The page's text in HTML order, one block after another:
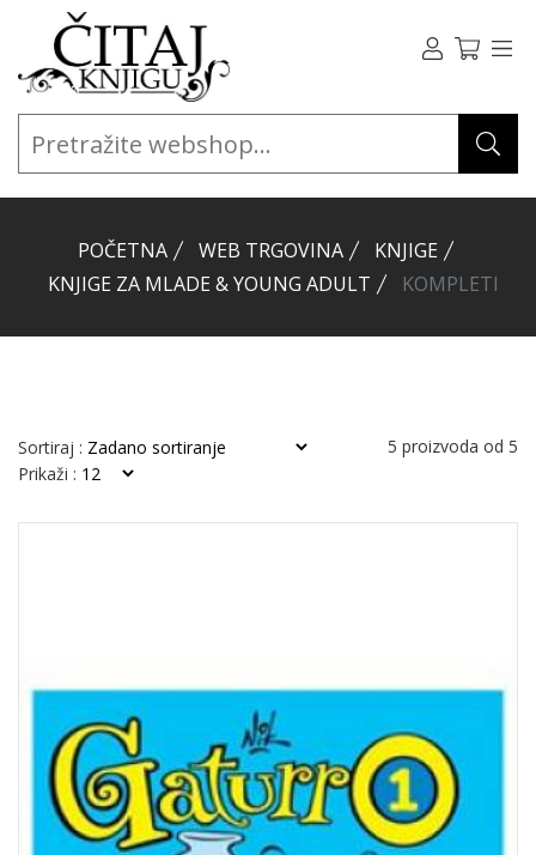
POČETNA WEB TRGOVINA
KNJIGE
KNJIGE ZA MLADE & YOUNG ADULT
KOMPLETI
Sortiraj : 5 proizvoda od 5
Prikaži :